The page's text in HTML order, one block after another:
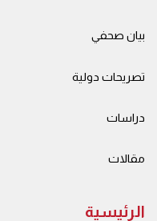
بيان صحفي
تصريحات دولية
دراسات
مقالات
الرئيسية